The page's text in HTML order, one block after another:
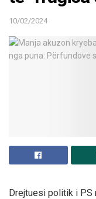
10/02/2024
Drejtuesi politik i PS